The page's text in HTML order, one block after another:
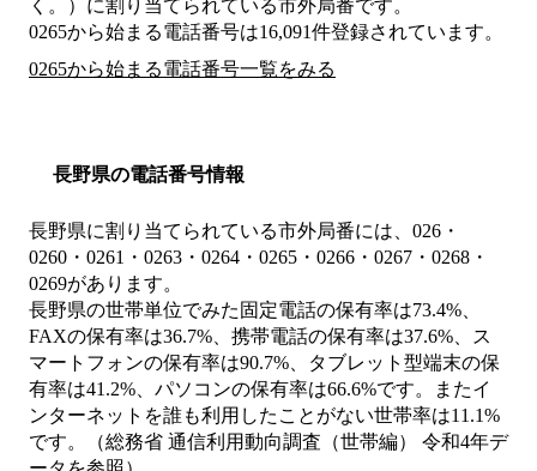
く。） に割り当てられている市外局番です。
0265から始まる電話番号は16,091件登録されています。
0265から始まる電話番号一覧をみる
長野県の電話番号情報
長野県に割り当てられている市外局番には、026・
0260・0261・0263・0264・0265・0266・0267・0268・
0269があります。
長野県の世帯単位でみた固定電話の保有率は73.4%、
FAXの保有率は36.7%、携帯電話の保有率は37.6%、ス
マートフォンの保有率は90.7%、タブレット型端末の保
有率は41.2%、パソコンの保有率は66.6%です。またイ
ンターネットを誰も利用したことがない世帯率は11.1%
です。（総務省 通信利用動向調査（世帯編） 令和4年デ